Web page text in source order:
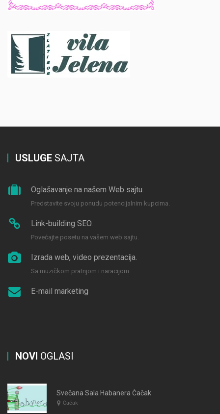
USLUGE SAJTA
Oglašavanje na našem Web sajtu.
Predstavite svoju ponudu potencijalnim kupcima.
Link-building SEO.
Povećajte posetu na vašem web sajtu.
Izrada web, video prezentacija.
Sa muzičkom pratnjom i naracijom.
E-mail marketing
NOVI OGLASI
Svečana Sala Habanera Čačak
Čačak